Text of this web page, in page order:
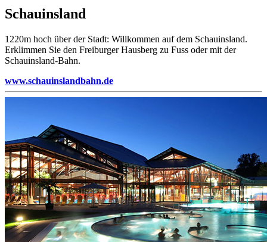
Schauinsland
1220m hoch über der Stadt: Willkommen auf dem Schauinsland.
Erklimmen Sie den Freiburger Hausberg zu Fuss oder mit der
Schauinsland-Bahn.
www.schauinslandbahn.de